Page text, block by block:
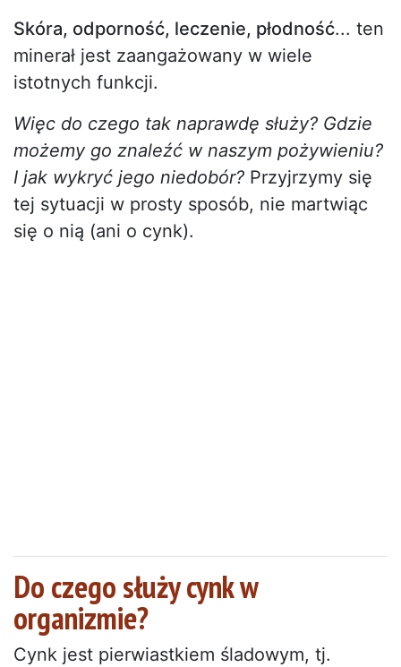
Skóra, odporność, leczenie, płodność... ten
minerał jest zaangażowany w wiele
istotnych funkcji.
Więc do czego tak naprawdę służy? Gdzie
możemy go znaleźć w naszym pożywieniu?
I jak wykryć jego niedobór? Przyjrzymy się
tej sytuacji w prosty sposób, nie martwiąc
się o nią (ani o cynk).
Do czego służy cynk w
organizmie?
Cynk jest pierwiastkiem śladowym, tj.